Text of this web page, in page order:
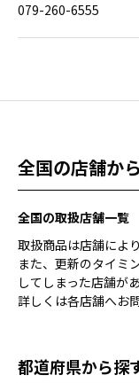
079-260-6555
全国の店舗か
全国の取扱店舗一覧
取扱商品は店舗によ
また、更新のタイミ
してしまった店舗が
詳しくは各店舗へお
都道府県から探